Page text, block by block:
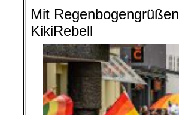
Mit Regenbogengrüßen
KikiRebell